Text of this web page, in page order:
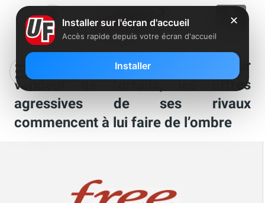
Free Mobile n’est plus le meilleur
vendeur de forfaits, les offres
agressives de ses rivaux
commencent à lui faire de l’ombre
✕
Installer sur l'écran d'accueil
Accès rapide depuis votre écran d'accueil
Installer